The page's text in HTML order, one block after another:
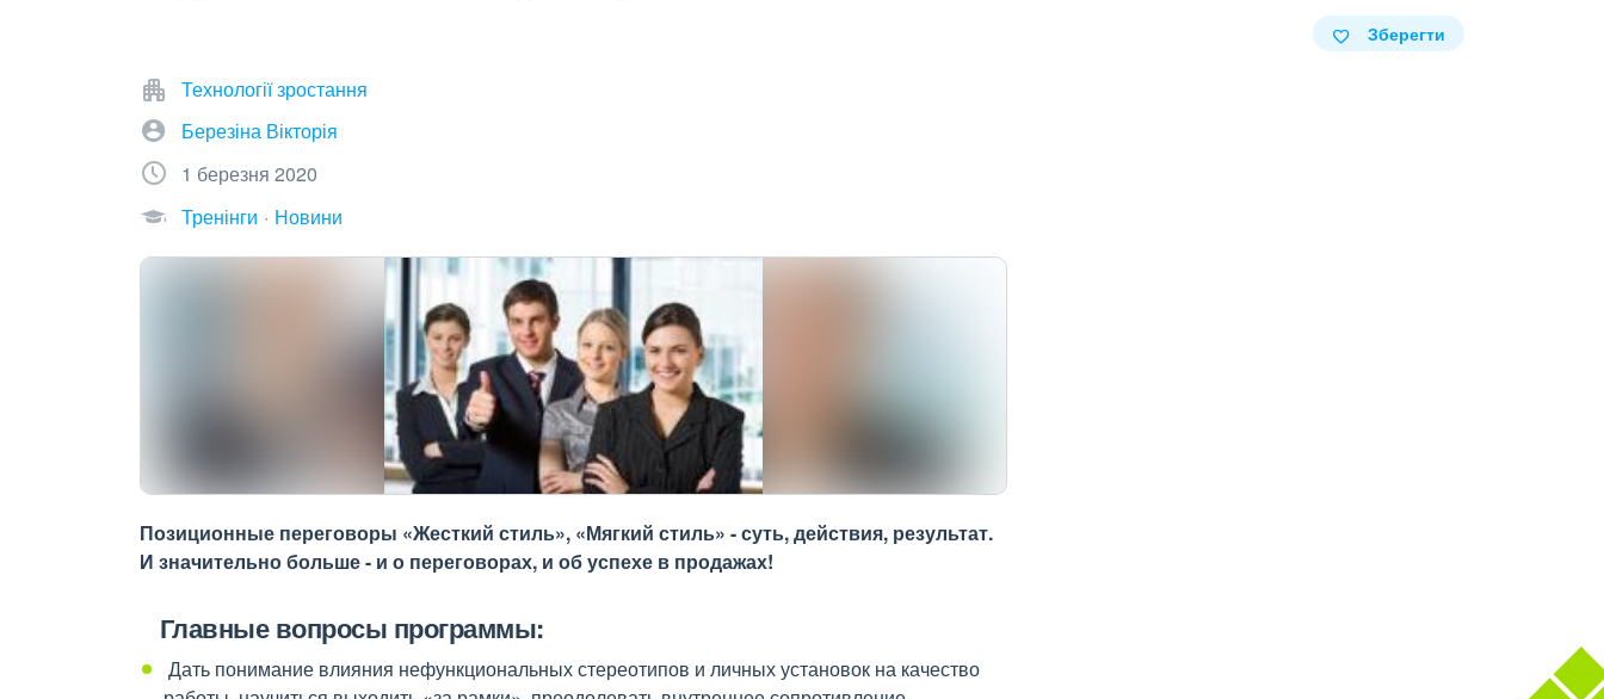
Зберегти
Технології зростання
Березіна Вікторія
1 березня 2020
Тренінги
Новини
Позиционные переговоры «Жесткий стиль», «Мягкий стиль» - суть, действия, результат.
И значительно больше - и о переговорах, и об успехе в продажах!
Главные вопросы программы:
Дать понимание влияния нефункциональных стереотипов и личных установок на качество